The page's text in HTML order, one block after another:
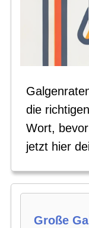
die
Wort,
jetzt hier
Große